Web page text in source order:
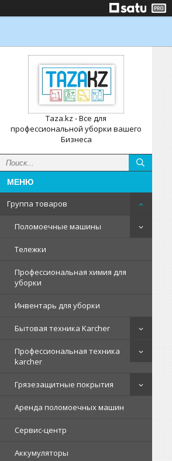
Taza.kz - Все для
профессиональной уборки вашего
Бизнеса
Группа товаров
Поломоечные машины
Тележки
Профессиональная химия для
уборки
Инвентарь для уборки
Бытовая техника Karcher
Профессиональная техника
karcher
Грязезащитные покрытия
Аренда поломоечных машин
Сервис-центр
Аккумуляторы